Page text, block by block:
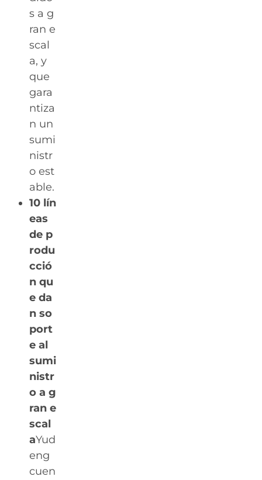
s a g
ran e
scal
a, y
que
gara
ntiza
n un
sumi
nistr
o est
able.
10 lín
eas
de p
rodu
cció
n qu
e da
n so
port
e al
sumi
nistr
o a g
ran e
scal
aYud
eng
cuen